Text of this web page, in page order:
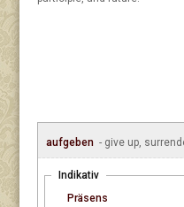
aufgeben - give up,
Indikativ
Präsens